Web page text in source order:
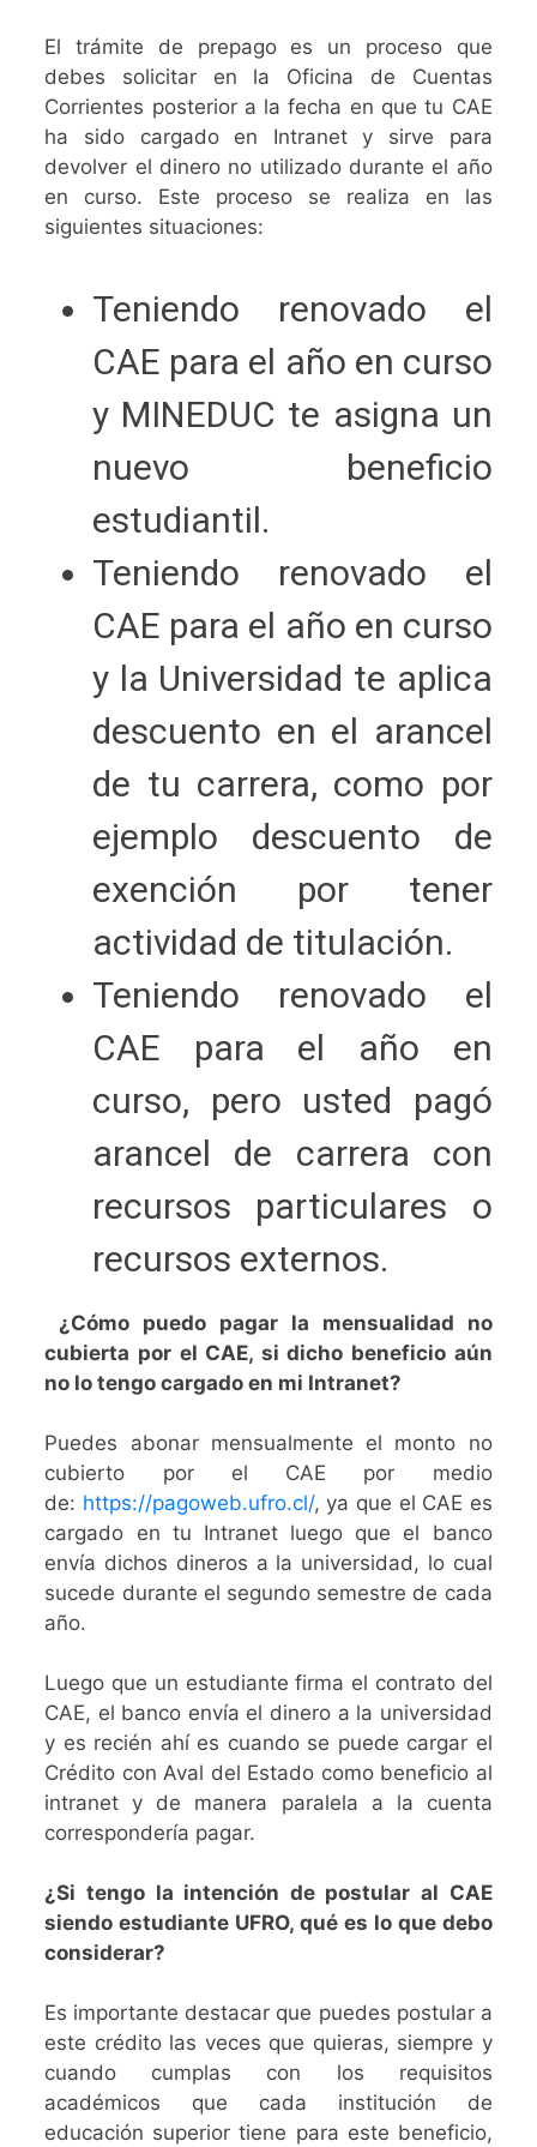
El trámite de prepago es un proceso que
debes solicitar en la Oficina de Cuentas
Corrientes posterior a la fecha en que tu CAE
ha sido cargado en Intranet y sirve para
devolver el dinero no utilizado durante el año
en curso. Este proceso se realiza en las
siguientes situaciones:
Teniendo renovado el
CAE para el año en curso
y MINEDUC te asigna un
nuevo beneficio
estudiantil.
Teniendo renovado el
CAE para el año en curso
y la Universidad te aplica
descuento en el arancel
de tu carrera, como por
ejemplo descuento de
exención por tener
actividad de titulación.
Teniendo renovado el
CAE para el año en
curso, pero usted pagó
arancel de carrera con
recursos particulares o
recursos externos.
¿Cómo puedo pagar la mensualidad no
cubierta por el CAE, si dicho beneficio aún
no lo tengo cargado en mi Intranet?
Puedes abonar mensualmente el monto no
cubierto por el CAE por medio
de: https://pagoweb.ufro.cl/, ya que el CAE es
cargado en tu Intranet luego que el banco
envía dichos dineros a la universidad, lo cual
sucede durante el segundo semestre de cada
año.
Luego que un estudiante firma el contrato del
CAE, el banco envía el dinero a la universidad
y es recién ahí es cuando se puede cargar el
Crédito con Aval del Estado como beneficio al
intranet y de manera paralela a la cuenta
correspondería pagar.
¿Si tengo la intención de postular al CAE
siendo estudiante UFRO, qué es lo que debo
considerar?
Es importante destacar que puedes postular a
este crédito las veces que quieras, siempre y
cuando cumplas con los requisitos
académicos que cada institución de
educación superior tiene para este beneficio,